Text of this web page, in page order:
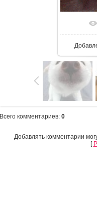
Всего комментариев: 0
Добавлять комментарии
[